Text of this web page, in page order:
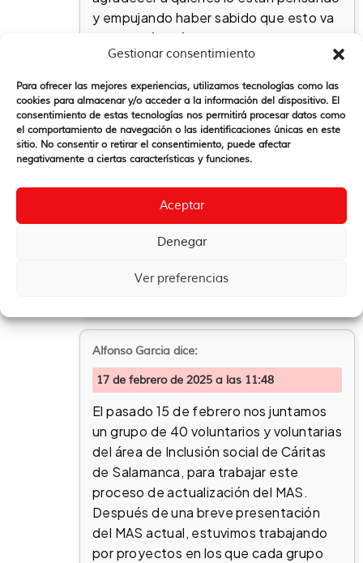
Gestionar consentimiento
Para ofrecer las mejores experiencias, utilizamos tecnologías como las
cookies para almacenar y/o acceder a la información del dispositivo. El
consentimiento de estas tecnologías nos permitirá procesar datos como
el comportamiento de navegación o las identificaciones únicas en este
sitio. No consentir o retirar el consentimiento, puede afectar
negativamente a ciertas características y funciones.
Aceptar
Denegar
Ver preferencias
y empujando haber sabido que esto va
mucho más allá que «refrescar» el
Modelo de Acción Social, nos
«refresca» y llena de agua a cada una
de las personas, grupos, equipos, áreas
que estamos compartiendo este
quehacer.
Estas fichas serán el álbum donde mirar
baúl para buscar y aprender, o la bolsa
de viaje que compartir con quienes se
incorporan al camino… y muchas,
Gracias.-
Alfonso Garcia dice:
17 de febrero de 2025 a las 11:48
El pasado 15 de febrero nos juntamos
un grupo de 40 voluntarios y voluntarias
del área de Inclusión social de Cáritas
de Salamanca, para trabajar este
proceso de actualización del MAS.
Después de una breve presentación
del MAS actual, estuvimos trabajando
por proyectos en los que cada grupo